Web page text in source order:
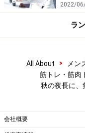
2022/
ラ
All About > メン
筋トレ・筋肉
秋の夜長に、
会社概要